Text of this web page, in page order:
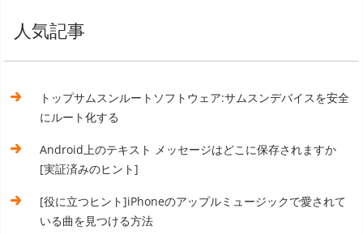
人気記事
トップサムスンルートソフトウェア:サムスンデバイスを安全
にルート化する
Android上のテキスト メッセージはどこに保存されますか
[実証済みのヒント]
[役に立つヒント]iPhoneのアップルミュージックで愛されて
いる曲を見つける方法